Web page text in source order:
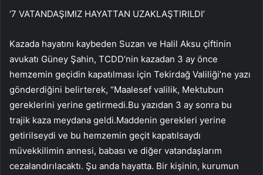
‘7 VATANDAŞIMIZ HAYATTAN UZAKLAŞTIRILDI’
Kazada hayatını kaybeden Suzan ve Halil Aksu çiftinin
avukatı Güney Şahin, TCDD’nin kazadan 3 ay önce
hemzemin geçidin kapatılması için Tekirdağ Valiliği’ne yazı
gönderdiğini belirterek, “Maalesef valilik, Mektubun
gereklerini yerine getirmedi.Bu yazıdan 3 ay sonra bu
trajik kaza meydana geldi.Maddenin gerekleri yerine
getirilseydi ve bu hemzemin geçit kapatılsaydı
müvekkilimin annesi, babası ve diğer vatandaşlarım
cezalandırılacaktı. Şu anda hayatta. Bir kişinin, kurumun